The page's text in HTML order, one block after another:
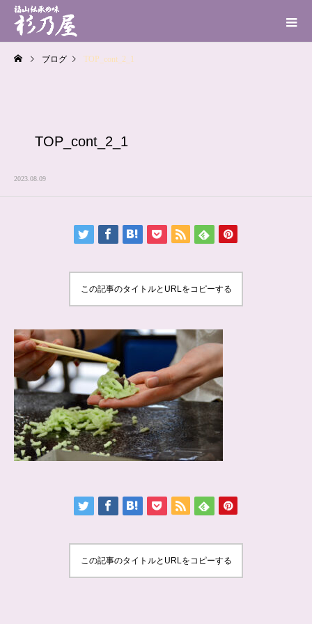
ブログ TOP_cont_2_1
TOP_cont_2_1
2023.08.09
この記事のタイトルとURLをコピーする
この記事のタイトルとURLをコピーする